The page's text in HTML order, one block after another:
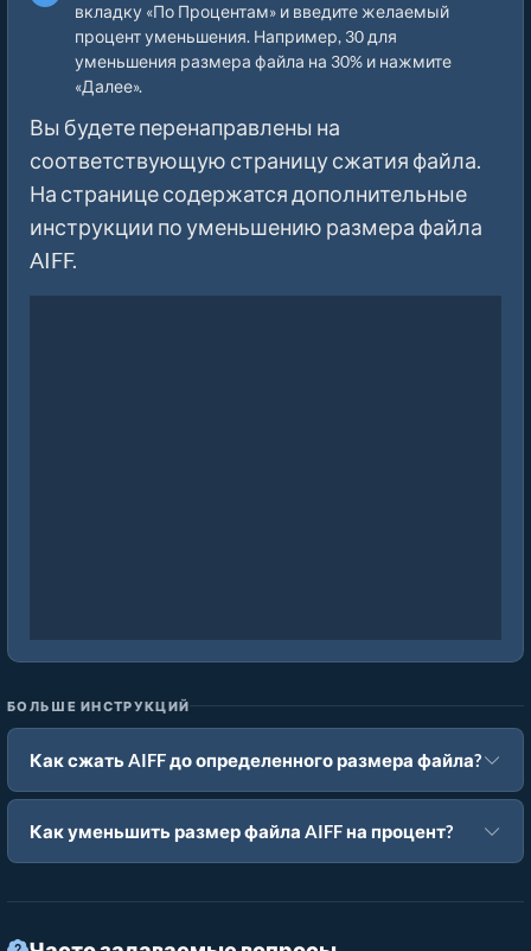
вкладку «По Процентам» и введите желаемый
процент уменьшения. Например, 30 для
уменьшения размера файла на 30% и нажмите
«Далее».
Вы будете перенаправлены на
соответствующую страницу сжатия файла.
На странице содержатся дополнительные
инструкции по уменьшению размера файла
AIFF.
БОЛЬШЕ ИНСТРУКЦИЙ
Как сжать AIFF до определенного размера файла?
Как уменьшить размер файла AIFF на процент?